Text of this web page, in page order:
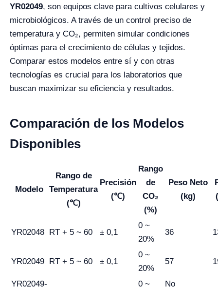
YR02049, son equipos clave para cultivos celulares y
microbiológicos. A través de un control preciso de
temperatura y CO₂, permiten simular condiciones
óptimas para el crecimiento de células y tejidos.
Comparar estos modelos entre sí y con otras
tecnologías es crucial para los laboratorios que
buscan maximizar su eficiencia y resultados.
Comparación de los Modelos
Disponibles
Modelo
Rango de
Temperatura
(℃)
Precisión
(℃)
Rango
de
CO₂
(%)
Peso Neto
(kg)
YR02048 RT + 5 ~ 60 ± 0,1
0 ~
20%
36
YR02049 RT + 5 ~ 60 ± 0,1
0 ~
20%
57
YR02049-
0 ~
No